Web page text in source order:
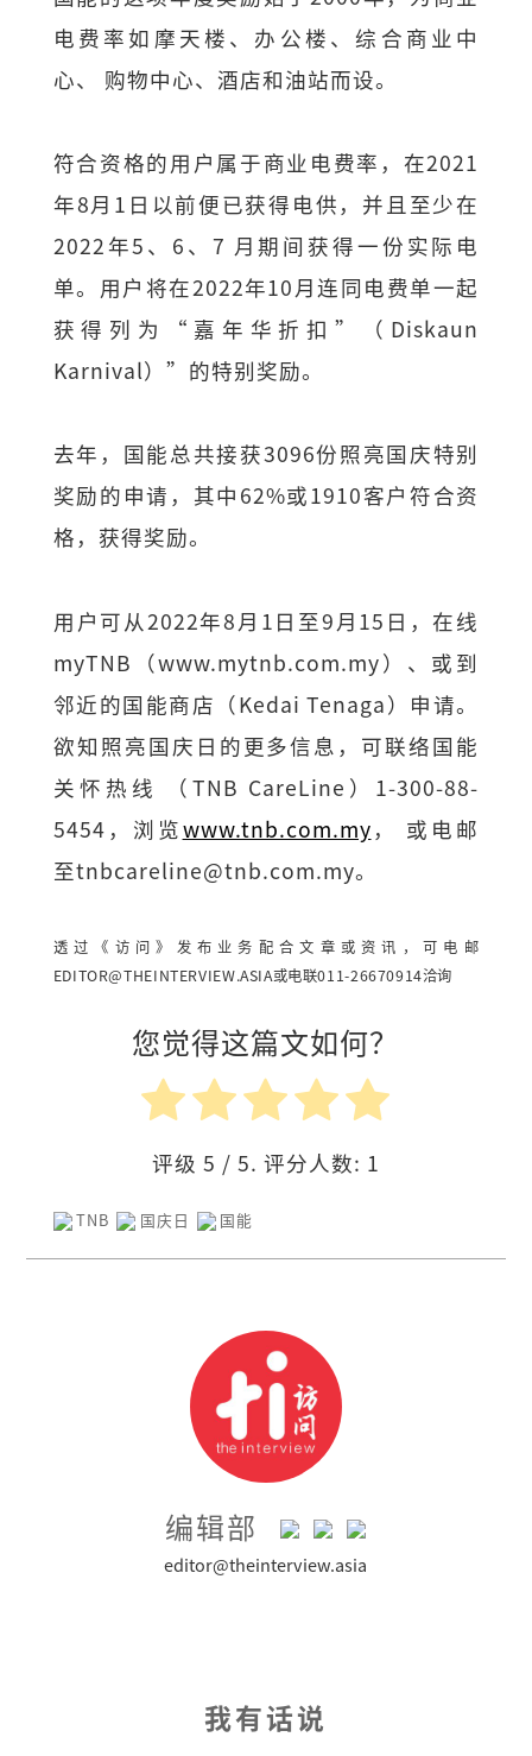
电费率如摩天楼、办公楼、综合商业中
心、 购物中心、酒店和油站而设。
符合资格的用户属于商业电费率，在2021
年8月1日以前便已获得电供，并且至少在
2022年5、6、7 月期间获得一份实际电
单。用户将在2022年10月连同电费单一起
获得列为“嘉年华折扣”（Diskaun
Karnival）”的特别奖励。
去年，国能总共接获3096份照亮国庆特别
奖励的申请，其中62%或1910客户符合资
格，获得奖励。
用户可从2022年8月1日至9月15日，在线
myTNB（www.mytnb.com.my）、或到
邻近的国能商店（Kedai Tenaga）申请。
欲知照亮国庆日的更多信息，可联络国能
关怀热线 （TNB CareLine）1-300-88-
5454，浏览www.tnb.com.my ， 或电邮
至tnbcareline@tnb.com.my。
透过《访问》发布业务配合文章或资讯，可电邮
EDITOR@THEINTERVIEW.ASIA或电联011-26670914洽询
您觉得这篇文如何？
评级 5 / 5. 评分人数: 1
TNB 国庆日 国能
编辑部
editor@theinterview.asia
我有话说